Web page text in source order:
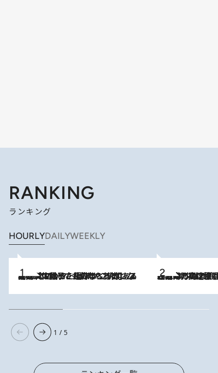
RANKING
ランキング
HOURLYDAILYWEEKLY
2026.8.5
【阿川佐和子さんの年とる力】なぜ70代で始めた趣味は“こんなに楽しい”のか？ ピアノ、俳句…スランプに陥っても続けられる“ある秘訣”とは 2026.8.7
「湘南乃風に憧れて」観客大盛上がりの“タオル回し”に、ラッパー顔負けの高速歌唱まで…さだまさし（74）のアグレッシブすぎる現在地
1 / 5